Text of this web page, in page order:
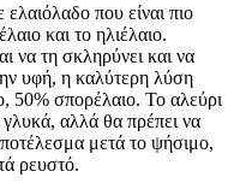
ελαιόλαδο που είναι πιο
και το ηλιέλαιο.
να τη σκληρύνει και να
υφή, η καλύτερη λύση
50% σπορέλαιο. Το αλεύρι
αλλά θα πρέπει να
μετά το ψήσιμο,
ρευστό.